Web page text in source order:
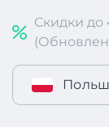
Скидки до